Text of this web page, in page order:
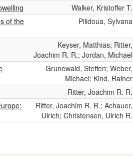
Walker, Kristoffer T.
of the
Pilidoua, Sylvana
Keyser, Matthias; Ritter,
Joachim R. R.; Jordan, Michael
Grunewald, Steffen; Weber,
Michael; Kind, Rainer
Ritter, Joachim R. R.
Ritter, Joachim R. R.; Achauer,
Ulrich; Christensen, Ulrich R.